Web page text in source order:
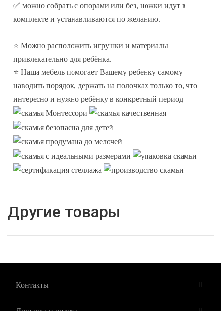
✅ можно собрать с опорами или без, ножки идут в
комплекте и устанавливаются по желанию.
⭐ Можно расположить игрушки и материалы
привлекательно для ребёнка.
⭐ Наша мебель помогает Вашему ребенку самому
наводить порядок, держать на полочках только то, что
интересно и нужно ребёнку в конкретный период.
Другие товары
Контакты